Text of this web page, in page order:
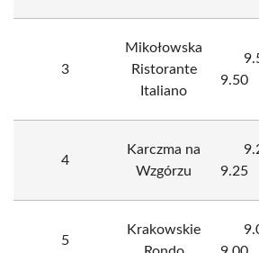
3
Mikołowska
Ristorante
Italiano
9.50
4
Karczma na
Wzgórzu
9.25
5
Krakowskie